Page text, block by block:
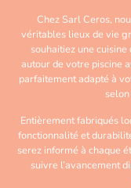
Chez Sarl Ceros,
véritables lieux de vie
souhaitiez une
autour de votre piscine
parfaitement adapté à
Entièrement fabriqués
fonctionnalité et
serez informé à chaque
suivre l’avancement